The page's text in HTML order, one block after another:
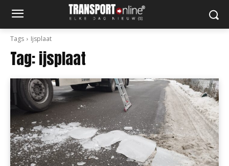
Tags Ijsplaat
Tag:ijsplaat